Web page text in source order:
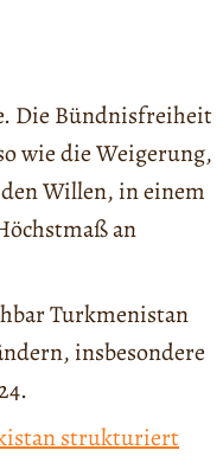
Die Bündnisfreiheit
wie die Weigerung,
Willen, in einem
an
Turkmenistan
insbesondere
strukturiert